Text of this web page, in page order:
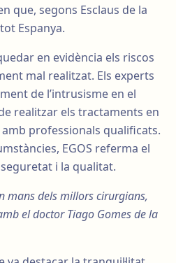
que, segons Esclaus de la
Espanya.
en evidència els riscos
mal realitzat. Els experts
de l’intrusisme en el
realitzar els tractaments en
professionals qualificats.
EGOS referma el
i la qualitat.
mans dels millors cirurgians,
el doctor Tiago Gomes de la